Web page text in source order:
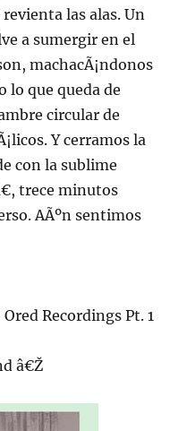
las alas. Un
a sumergir en el
machacÃ¡ndonos
lo que queda de
circular de
Y cerramos la
con la sublime
trece minutos
AÃºn sentimos
Recordings Pt. 1
â€Ž